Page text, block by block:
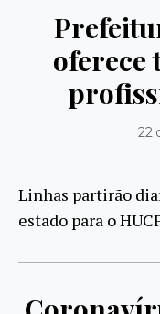
oferece
22
Linhas partirão
estado para o